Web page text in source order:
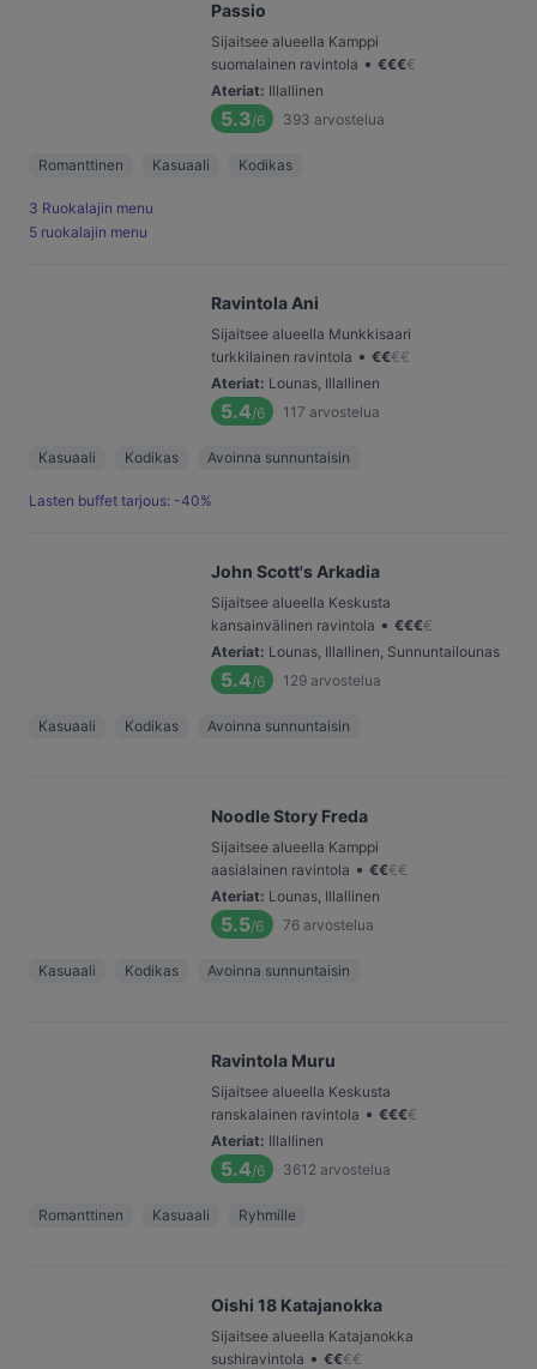
Passio
Sijaitsee alueella Kamppi
suomalainen ravintola • €€€€
Ateriat: Illallinen
5.3/6 393 arvostelua
Romanttinen Kasuaali Kodikas
3 Ruokalajin menu
5 ruokalajin menu
Ravintola Ani
Sijaitsee alueella Munkkisaari
turkkilainen ravintola • €€€€
Ateriat: Lounas, Illallinen
5.4/6 117 arvostelua
Kasuaali Kodikas Avoinna sunnuntaisin
Lasten buffet tarjous: -40%
John Scott's Arkadia
Sijaitsee alueella Keskusta
kansainvälinen ravintola • €€€€
Ateriat: Lounas, Illallinen, Sunnuntailounas
5.4/6 129 arvostelua
Kasuaali Kodikas Avoinna sunnuntaisin
Noodle Story Freda
Sijaitsee alueella Kamppi
aasialainen ravintola • €€€€
Ateriat: Lounas, Illallinen
5.5/6 76 arvostelua
Kasuaali Kodikas Avoinna sunnuntaisin
Ravintola Muru
Sijaitsee alueella Keskusta
ranskalainen ravintola • €€€€
Ateriat: Illallinen
5.4/6 3612 arvostelua
Romanttinen Kasuaali Ryhmille
Oishi 18 Katajanokka
Sijaitsee alueella Katajanokka
sushiravintola • €€€€